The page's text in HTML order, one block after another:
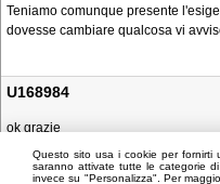
Questo sito usa i cookie per fornirti
saranno attivate tutte le categorie
invece su "Personalizza". Per
Teniamo comunque presente
dovesse cambiare qualcosa vi
U168984
ok grazie